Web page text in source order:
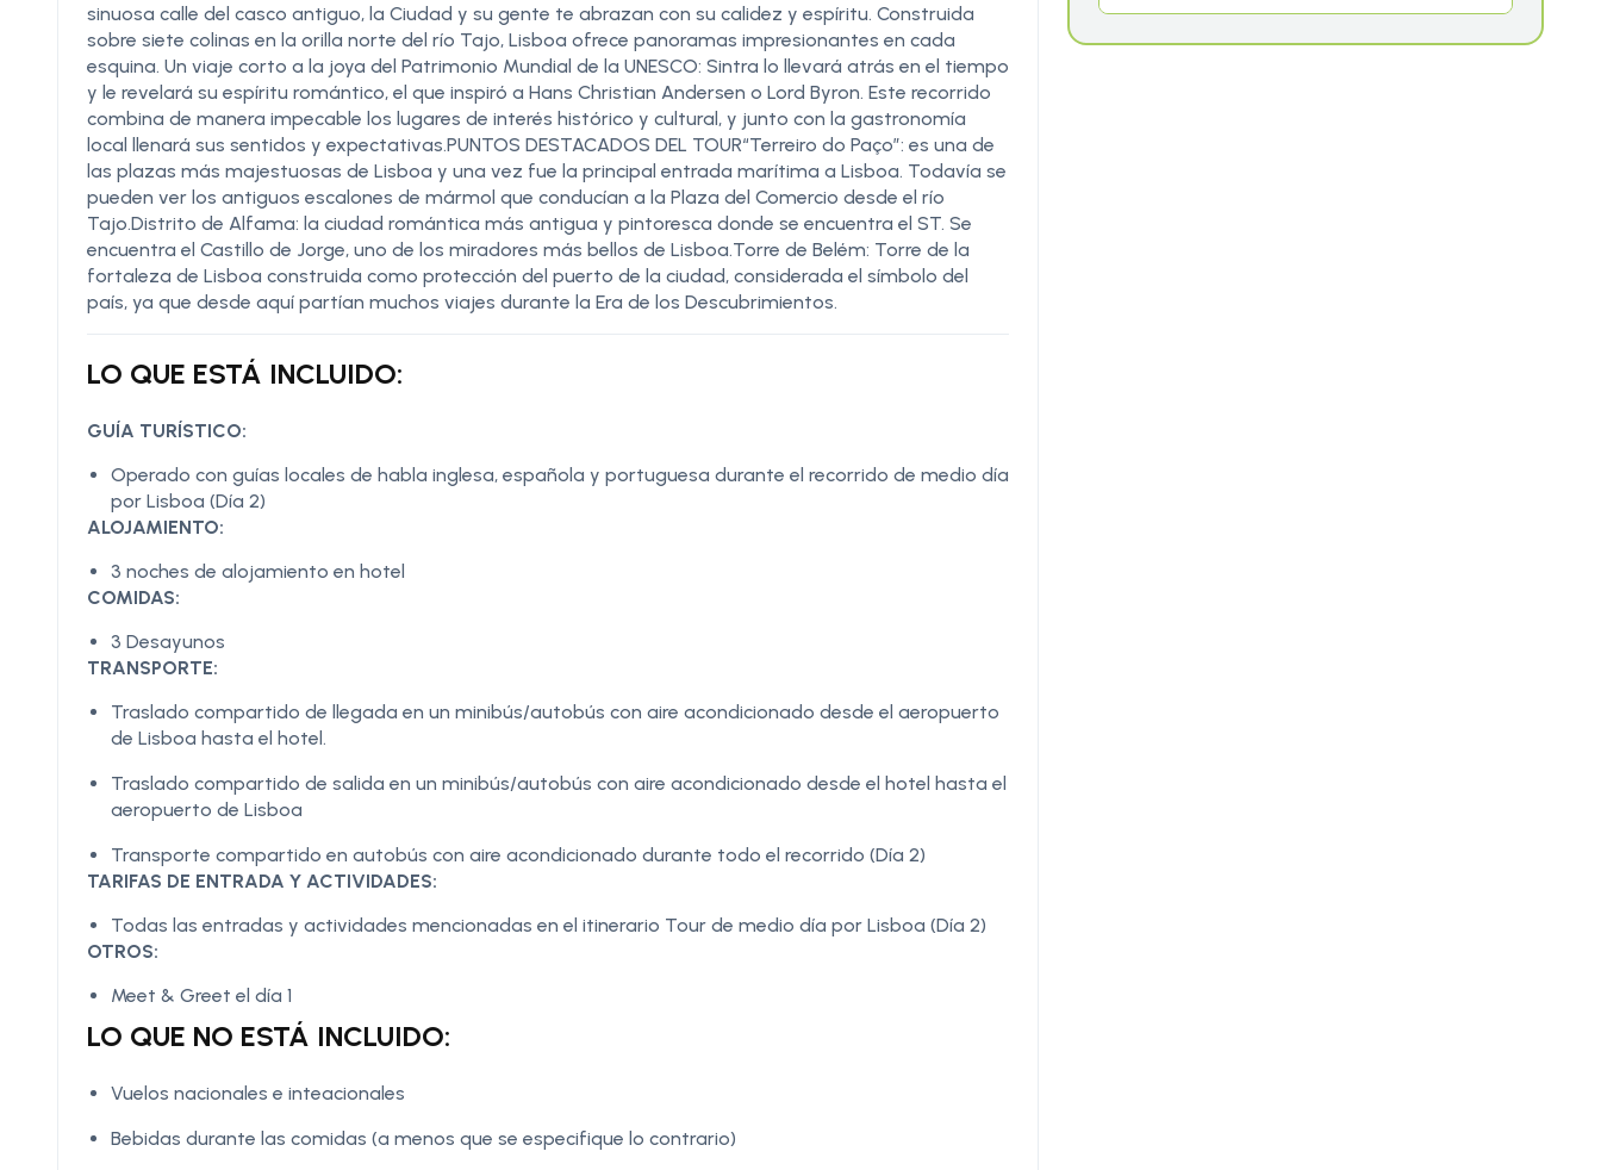
sinuosa calle del casco antiguo, la Ciudad y su gente te abrazan con su calidez y espíritu. Construida
sobre siete colinas en la orilla norte del río Tajo, Lisboa ofrece panoramas impresionantes en cada
esquina. Un viaje corto a la joya del Patrimonio Mundial de la UNESCO: Sintra lo llevará atrás en el tiempo
y le revelará su espíritu romántico, el que inspiró a Hans Christian Andersen o Lord Byron. Este recorrido
combina de manera impecable los lugares de interés histórico y cultural, y junto con la gastronomía
local llenará sus sentidos y expectativas.PUNTOS DESTACADOS DEL TOUR“Terreiro do Paço”: es una de
las plazas más majestuosas de Lisboa y una vez fue la principal entrada marítima a Lisboa. Todavía se
pueden ver los antiguos escalones de mármol que conducían a la Plaza del Comercio desde el río
Tajo.Distrito de Alfama: la ciudad romántica más antigua y pintoresca donde se encuentra el ST. Se
encuentra el Castillo de Jorge, uno de los miradores más bellos de Lisboa.Torre de Belém: Torre de la
fortaleza de Lisboa construida como protección del puerto de la ciudad, considerada el símbolo del
país, ya que desde aquí partían muchos viajes durante la Era de los Descubrimientos.
LO QUE ESTÁ INCLUIDO:
GUÍA TURÍSTICO:
Operado con guías locales de habla inglesa, española y portuguesa durante el recorrido de medio día
por Lisboa (Día 2)
ALOJAMIENTO:
3 noches de alojamiento en hotel
COMIDAS:
3 Desayunos
TRANSPORTE:
Traslado compartido de llegada en un minibús/autobús con aire acondicionado desde el aeropuerto
de Lisboa hasta el hotel.
Traslado compartido de salida en un minibús/autobús con aire acondicionado desde el hotel hasta el
aeropuerto de Lisboa
Transporte compartido en autobús con aire acondicionado durante todo el recorrido (Día 2)
TARIFAS DE ENTRADA Y ACTIVIDADES:
Todas las entradas y actividades mencionadas en el itinerario Tour de medio día por Lisboa (Día 2)
OTROS:
Meet & Greet el día 1
LO QUE NO ESTÁ INCLUIDO:
Vuelos nacionales e inteacionales
Bebidas durante las comidas (a menos que se especifique lo contrario)